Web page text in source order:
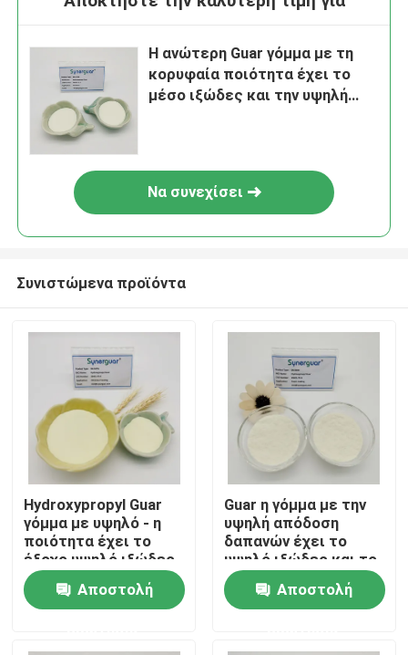
Σπίτι
Προϊόντα
Βίντεο
Η ανώτερη Guar γόμμα με τη
κορυφαία ποιότητα έχει το
μέσο ιξώδες και την υψηλή
Να συνεχίσει
Συνιστώμενα προϊόντα
Hydroxypropyl Guar
γόμμα με υψηλό - η
ποιότητα έχει το
έξοχο υψηλό ιξώδες
και το μέσο βαθμό
αντικατάστασης για
το πετρέλαιο
Αποστολή
Guar η γόμμα με την
υψηλή απόδοση
δαπανών έχει το
υψηλό ιξώδες και το
χαμηλό βαθμό
αντικατάστασης για
την κατασκευή
Αποστολή